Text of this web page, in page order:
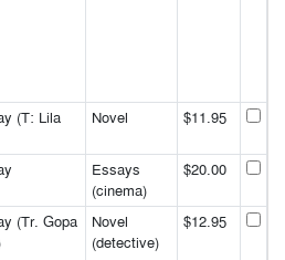
(T: Lila
Novel $11.95
Essays
(cinema)
$20.00
(Tr. Gopa
Novel
(detective)
$12.95